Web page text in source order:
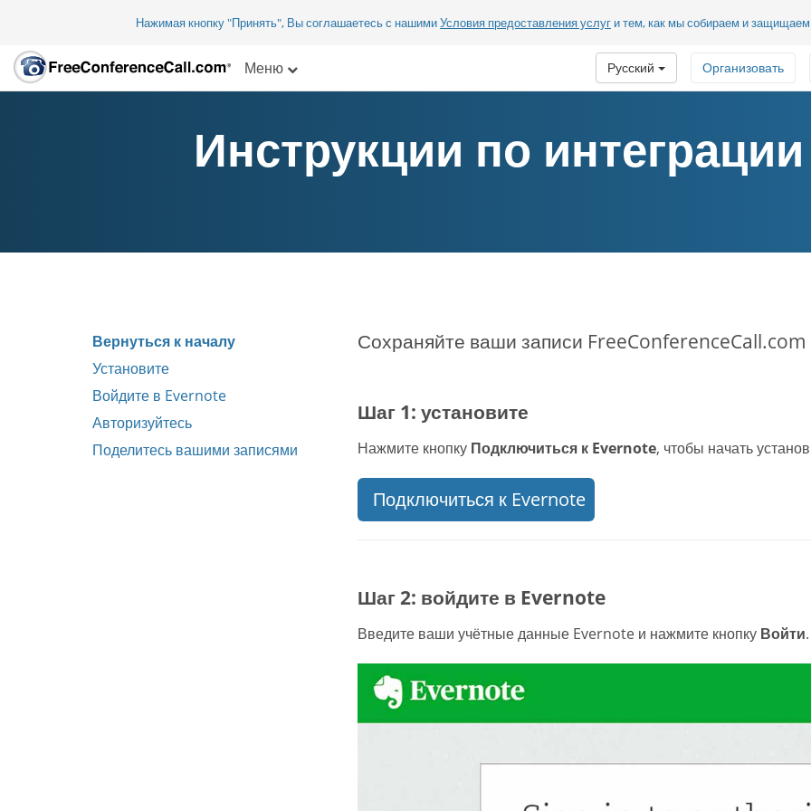
Нажимая кнопку "Принять", Вы соглашаетесь с нашимиУсловия предоставления услуг и тем, как мы собираем и
Меню Организовать
Русский
Инструкции по
Вернуться к началу
Установите
Войдите в Evernote
Авторизуйтесь
Поделитесь вашими записями
Сохраняйте ваши записи
Шаг 1: установите
Нажмите кнопку Подключиться к Evernote, чтобы начать
Подключиться к Evernote
Шаг 2: войдите в Evernote
Введите ваши учётные данные Evernote и нажмите кнопку Войти.